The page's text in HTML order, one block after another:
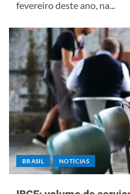
fevereiro deste ano, na...
BRASIL NOTÍCIAS